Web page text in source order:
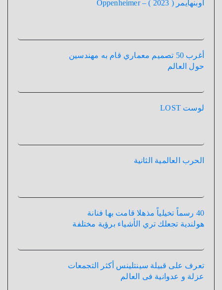
أوبنهايمر ( 2023 ) – Oppenheimer
أغرب 50 تصميم معماري قام به مهندسين
حول العالم
لوست LOST
الحرب العالمية الثانية
40 رسماً تخيلياً مذهلا قامت بها فنانة
هولندية تجعلك تري الأشياء برؤية مختلفة
تعرف على قبيلة سينتلينس أكثر التجمعات
عزلة و عدوانية فى العالم